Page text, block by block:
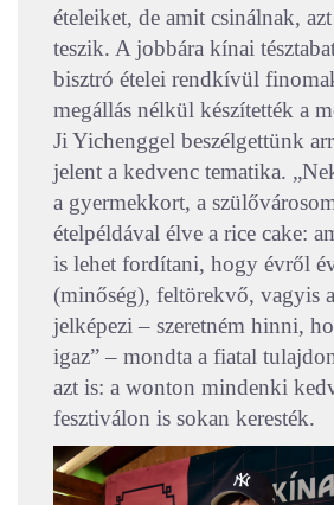
ételeiket, de amit csinálnak, azt
teszik. A jobbára kínai
bisztró ételei rendkívül
megállás nélkül készítették a
Ji Yichenggel beszélgettünk
jelent a kedvenc tematika.
a gyermekkort, a
ételpéldával élve a rice cake:
is lehet fordítani, hogy évről
(minőség), feltörekvő, vagyis
jelképezi – szeretném hinni,
igaz” – mondta a fiatal
azt is: a wonton mindenki
fesztiválon is sokan keresték.